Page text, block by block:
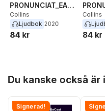
PRONUNCIAT_EASY
LEAR EA
Collins
Ljudbok 2020
84 kr
LEAR EA
Collins
84 kr
Du kanske också
Signerad!